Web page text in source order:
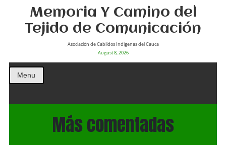
Memoria Y Camino del
Tejido de Comunicación
Asociación de Cabildos Indìgenas del Cauca
August 8, 2026
Menu
Más comentadas